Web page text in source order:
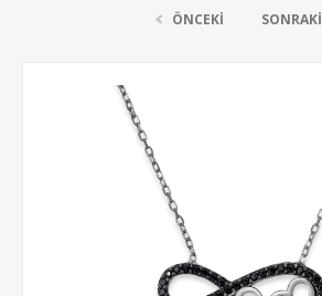
ÖNCEKİ SONRAKİ